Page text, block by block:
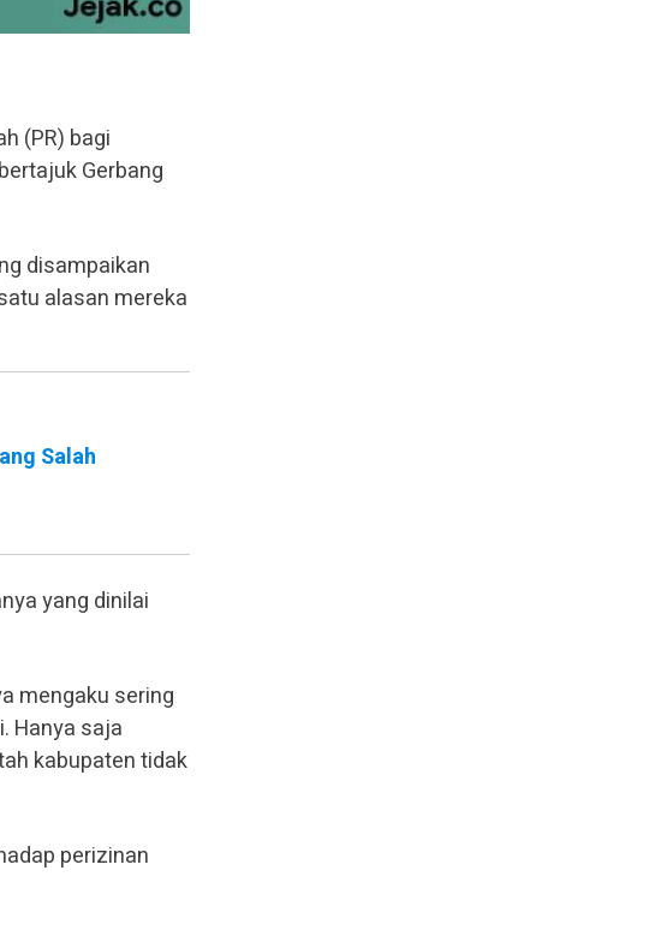
(PR) bagi
Gerbang
disampaikan
alasan mereka
Salah
yang dinilai
mengaku sering
Hanya saja
kabupaten tidak
perizinan